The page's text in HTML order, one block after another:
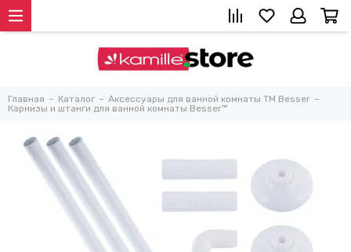
Главная Каталог
Аксессуары для ванной комнаты TM Besser
Карнизы и штанги для ванной комнаты Besser™